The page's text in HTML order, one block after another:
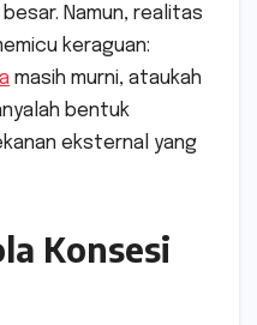
Namun, realitas
keraguan:
masih murni, ataukah
bentuk
eksternal yang
Konsesi